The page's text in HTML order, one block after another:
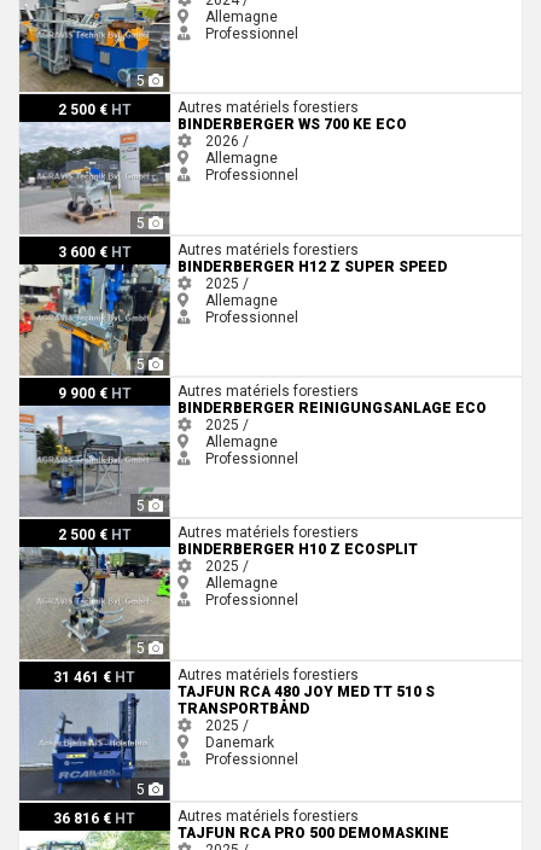
5
Allemagne
Professionnel
2 500 € HT
5
Binderberger WS 700 KE ECOAutres matériels forestiers
BINDERBERGER WS 700 KE ECO
2026 /
Allemagne
Professionnel
3 600 € HT
5
Binderberger H12 Z SUPER SPEEDAutres matériels forestiers
BINDERBERGER H12 Z SUPER SPEED
2025 /
Allemagne
Professionnel
9 900 € HT
5
Binderberger REINIGUNGSANLAGE ECO
Autres matériels forestiers
BINDERBERGER REINIGUNGSANLAGE ECO
2025 /
Allemagne
Professionnel
2 500 € HT
5
Binderberger H10 Z ECOSPLITAutres matériels forestiers
BINDERBERGER H10 Z ECOSPLIT
2025 /
Allemagne
Professionnel
31 461 € HT
5
Tajfun RCA 480 JOY Med TT 510 S transportbånd
Autres matériels forestiers
TAJFUN RCA 480 JOY MED TT 510 S
TRANSPORTBÅND
2025 /
Danemark
Professionnel
36 816 € HT
Tajfun RCA PRO 500 DEMOMASKINEAutres matériels forestiers
TAJFUN RCA PRO 500 DEMOMASKINE